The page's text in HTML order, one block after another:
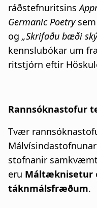
ráðstefnuritsins
Germanic Poetrysem
og „Skrifaðu bæði
kennslubókar um
ritstjórn eftir
Rannsóknastofur
Tvær
stofnanir
eru Máltæknisetur
táknmálsfræðum.